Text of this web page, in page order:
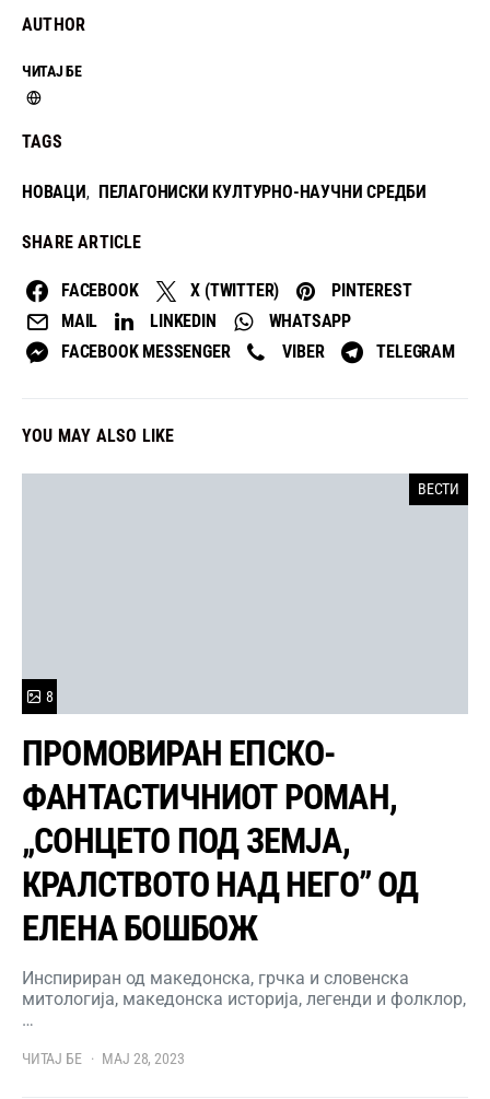
AUTHOR
ЧИТАЈ БЕ
TAGS
НОВАЦИ, ПЕЛАГОНИСКИ КУЛТУРНО-НАУЧНИ СРЕДБИ
SHARE ARTICLE
FACEBOOK X (TWITTER)
PINTEREST
MAIL
LINKEDIN
WHATSAPP
FACEBOOK MESSENGER
VIBER TELEGRAM
YOU MAY ALSO LIKE
ВЕСТИ
8
ПРОМОВИРАН ЕПСКО-
ФАНТАСТИЧНИОТ РОМАН,
„СОНЦЕТО ПОД ЗЕМЈА,
КРАЛСТВОТО НАД НЕГО” ОД
ЕЛЕНА БОШБОЖ
Инспириран од македонска, грчка и словенска
митологија, македонска историја, легенди и фолклор,
…
ЧИТАЈ БЕ МАЈ 28, 2023